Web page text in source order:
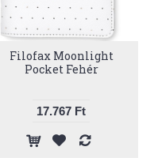
Filofax Moonlight
Pocket Fehér
17.767 Ft